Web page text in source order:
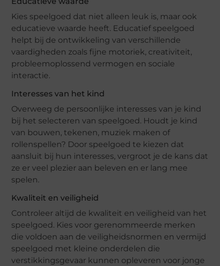
Kies speelgoed dat niet alleen leuk is, maar ook
educatieve waarde heeft. Educatief speelgoed
helpt bij de ontwikkeling van verschillende
vaardigheden zoals fijne motoriek, creativiteit,
probleemoplossend vermogen en sociale
interactie.
Interesses van het kind
Overweeg de persoonlijke interesses van je kind
bij het selecteren van speelgoed. Houdt je kind
van bouwen, tekenen, muziek maken of
rollenspellen? Door speelgoed te kiezen dat
aansluit bij hun interesses, vergroot je de kans dat
ze er veel plezier aan beleven en er lang mee
spelen.
Kwaliteit en veiligheid
Controleer altijd de kwaliteit en veiligheid van het
speelgoed. Kies voor gerenommeerde merken
die voldoen aan de veiligheidsnormen en vermijd
speelgoed met kleine onderdelen die
verstikkingsgevaar kunnen opleveren voor jonge